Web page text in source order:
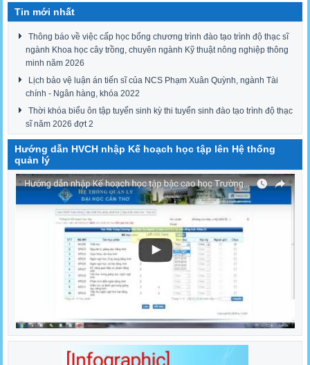
Tin mới nhất
Thông báo về việc cấp học bổng chương trình đào tạo trình độ thạc sĩ
ngành Khoa học cây trồng, chuyên ngành Kỹ thuật nông nghiệp thông
minh năm 2026
Lịch bảo vệ luận án tiến sĩ của NCS Phạm Xuân Quỳnh, ngành Tài
chính - Ngân hàng, khóa 2022
Thời khóa biểu ôn tập tuyển sinh kỳ thi tuyển sinh đào tạo trình độ thạc
sĩ năm 2026 đợt 2
Hướng dẫn HVCH nhập Kế hoạch học tập lên Hệ thống
quản lý